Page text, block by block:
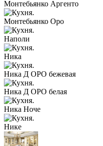
Монтебьянко Аргенто
Монтебьянко Оро
Наполи
Ника
Ника Д ОРО бежевая
Ника Д ОРО белая
Ника Ноче
Нике